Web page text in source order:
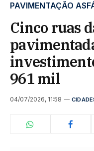
PAVIMENTAÇÃO
Cinco ruas
961 mil
04/07/2026, 11:58